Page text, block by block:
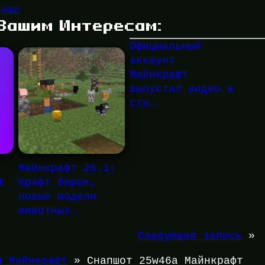
Интересам:
Майнкрафт 26.1:
Крафт бирок,
новые модели
животных…
Официальный
аккаунт
Майнкрафт
выпустил видео в
сти…
Следующая запись »
Майнкрафт » Снапшот 25w46a Майнкрафт